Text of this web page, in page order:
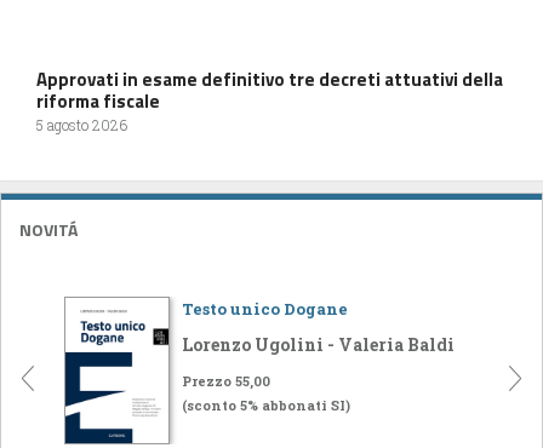
Approvati in esame definitivo tre decreti attuativi della
riforma fiscale
5 agosto 2026
NOVITÁ
Testo unico Dogane
Lorenzo Ugolini - Valeria Baldi
Prezzo 55,00
(sconto 5% abbonati SI)